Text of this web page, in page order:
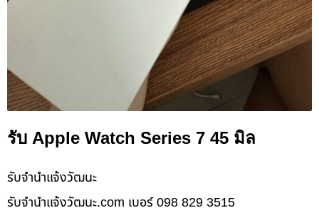
รับ Apple Watch Series 7 45 มิล
รับจํานําแจ้งวัฒนะ
รับจํานําแจ้งวัฒนะ.com เบอร์ 098 829 3515